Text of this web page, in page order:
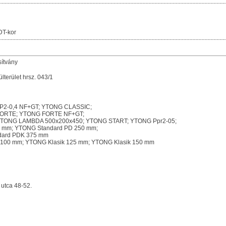
kor
hrsz. 043/1
0,4 NF+GT; YTONG CLASSIC;
YTONG FORTE NF+GT;
LAMBDA 500x200x450; YTONG START; YTONG Ppr2-05;
YTONG Standard PD 250 mm;
PDK 375 mm
mm; YTONG Klasik 125 mm; YTONG Klasik 150 mm
48-52.